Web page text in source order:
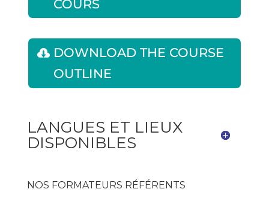
COURS
DOWNLOAD THE COURSE
OUTLINE
LANGUES ET LIEUX
DISPONIBLES
NOS FORMATEURS RÉFÉRENTS